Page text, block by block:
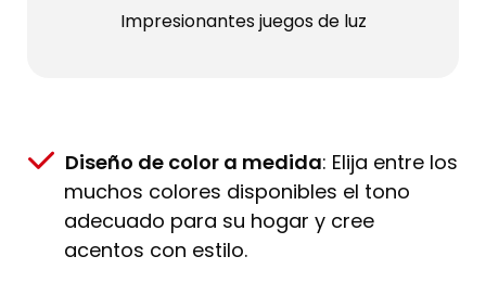
Impresionantes juegos de luz
Diseño de color a medida: Elija entre los
muchos colores disponibles el tono
adecuado para su hogar y cree
acentos con estilo.